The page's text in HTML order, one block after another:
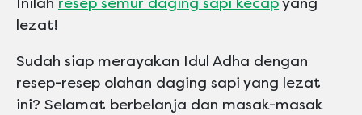
lezat!
Sudah siap merayakan Idul Adha dengan
resep-resep olahan daging sapi yang lezat
ini? Selamat berbelanja dan masak-masak